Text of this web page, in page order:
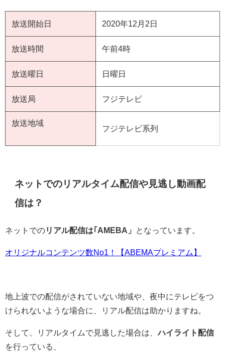
放送開始日 2020年12月2日
放送時間 午前4時
放送曜日 日曜日
放送局 フジテレビ
放送地域
フジテレビ系列
ネットでのリアルタイム配信や見逃し動画配
信は？
ネットでのリアル配信は｢AMEBA」 となっています。
オリジナルコンテンツ数No1！【ABEMAプレミアム】
地上波での配信がされていない地域や、夜中にテレビをつ
けられないような場合に、リアル配信は助かりますね。
そして、リアルタイムで見逃した場合は、 ハイライト配信
を行っている、